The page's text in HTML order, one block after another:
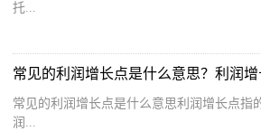
托...
常见的利润增长点是什么意思？利润增
常见的利润增长点是什么意思利润增长点指
润...